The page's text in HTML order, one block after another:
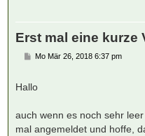
Erst mal eine kurze
B
t
r
g
Mo Mär 26, 2018 6:37 pm
Hallo
auch wenn es noch sehr
mal angemeldet und hoffe,